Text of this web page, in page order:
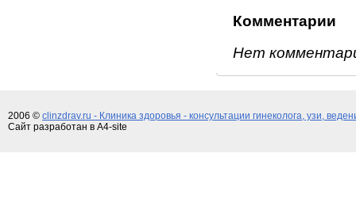
Комментарии
Нет
2006 © clinzdrav.ru - Клиника здоровья - консультации гинеколога, узи,
Сайт разработан в A4-site